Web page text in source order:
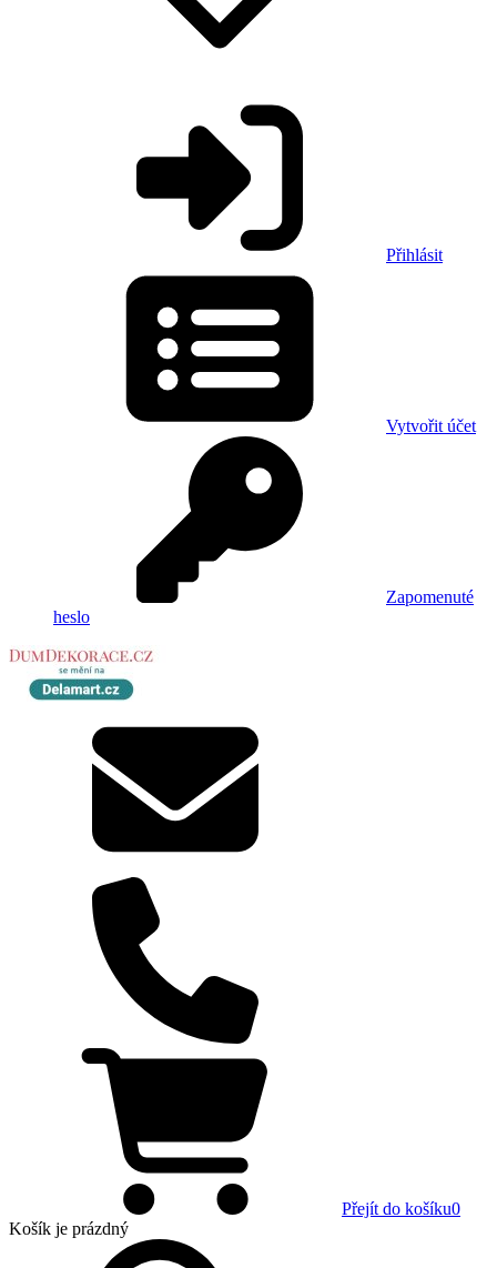
Přihlásit
Vytvořit účet
Zapomenuté
heslo
Přejít do košíku0
Košík je prázdný